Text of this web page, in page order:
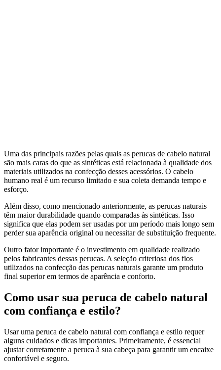
Uma das principais razões pelas quais as perucas de cabelo natural
são mais caras do que as sintéticas está relacionada à qualidade dos
materiais utilizados na confecção desses acessórios. O cabelo
humano real é um recurso limitado e sua coleta demanda tempo e
esforço.
Além disso, como mencionado anteriormente, as perucas naturais
têm maior durabilidade quando comparadas às sintéticas. Isso
significa que elas podem ser usadas por um período mais longo sem
perder sua aparência original ou necessitar de substituição frequente.
Outro fator importante é o investimento em qualidade realizado
pelos fabricantes dessas perucas. A seleção criteriosa dos fios
utilizados na confecção das perucas naturais garante um produto
final superior em termos de aparência e conforto.
Como usar sua peruca de cabelo natural
com confiança e estilo?
Usar uma peruca de cabelo natural com confiança e estilo requer
alguns cuidados e dicas importantes. Primeiramente, é essencial
ajustar corretamente a peruca à sua cabeça para garantir um encaixe
confortável e seguro.